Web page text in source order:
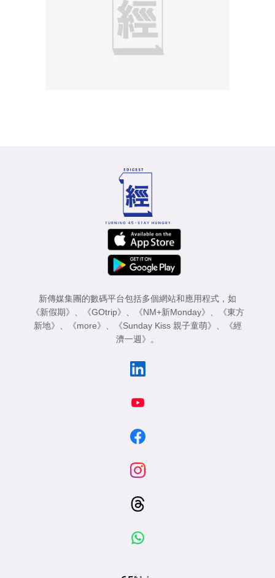
新傳媒集團的數碼平台包括多個網站和應用程式，如
《新假期》 、 《GOtrip》 、 《NM+新Monday》 、
《東方
新地》 、 《more》 、 《Sunday Kiss 親子童萌》 、
《經
濟一週》 。